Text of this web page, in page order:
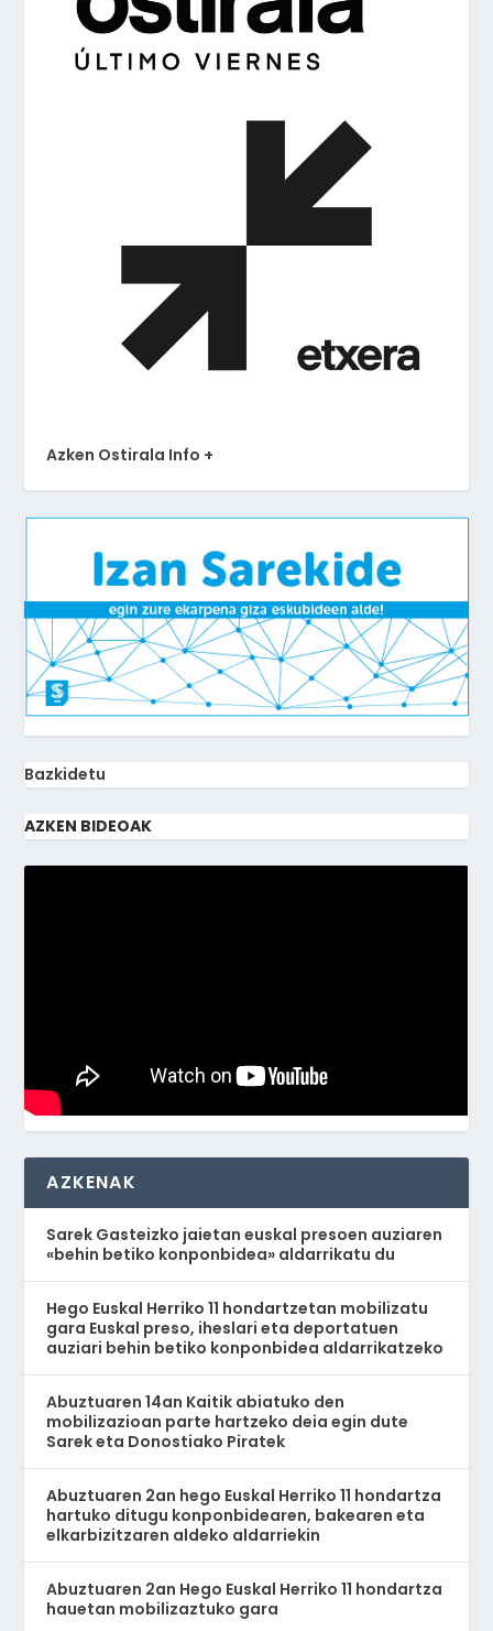
Azken Ostirala Info +
Bazkidetu
AZKEN BIDEOAK
AZKENAK
Sarek Gasteizko jaietan euskal presoen auziaren
«behin betiko konponbidea» aldarrikatu du
Hego Euskal Herriko 11 hondartzetan mobilizatu
gara Euskal preso, iheslari eta deportatuen
auziari behin betiko konponbidea aldarrikatzeko
Abuztuaren 14an Kaitik abiatuko den
mobilizazioan parte hartzeko deia egin dute
Sarek eta Donostiako Piratek
Abuztuaren 2an hego Euskal Herriko 11 hondartza
hartuko ditugu konponbidearen, bakearen eta
elkarbizitzaren aldeko aldarriekin
Abuztuaren 2an Hego Euskal Herriko 11 hondartza
hauetan mobilizaztuko gara